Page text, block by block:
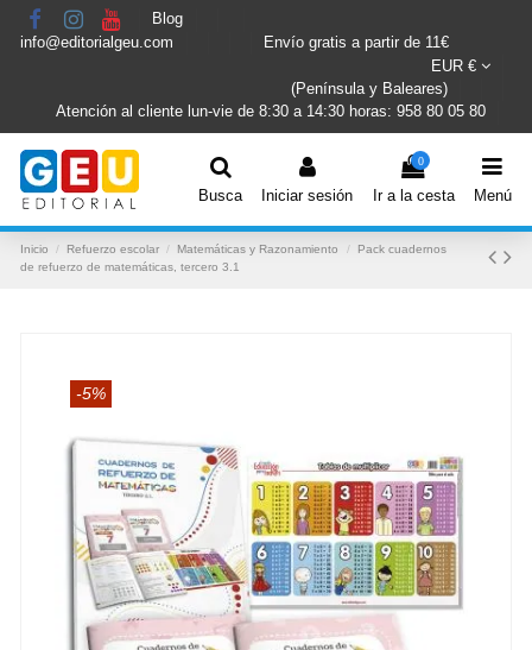
Blog
info@editorialgeu.com
Envío gratis a partir de 11€
EUR €
(Península y Baleares)
Atención al cliente lun-vie de 8:30 a 14:30 horas: 958 80 05 80
Busca Iniciar sesión
0
Ir a la cesta Menú
Inicio Refuerzo escolar Matemáticas y Razonamiento
Pack cuadernos
de refuerzo de matemáticas, tercero 3.1
-5%